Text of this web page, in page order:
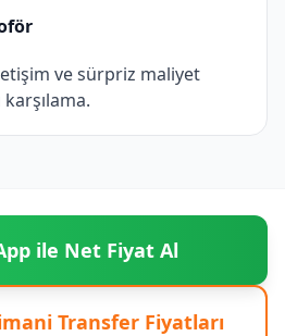
ve sürpriz maliyet
ile Net Fiyat Al
Transfer Fiyatları